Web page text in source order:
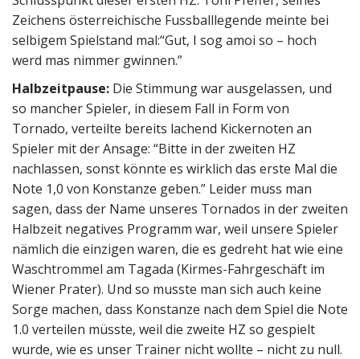
Zeichens österreichische Fussballlegende meinte bei
selbigem Spielstand mal:“Gut, I sog amoi so – hoch
werd mas nimmer gwinnen.”
Halbzeitpause: Die Stimmung war ausgelassen, und
so mancher Spieler, in diesem Fall in Form von
Tornado, verteilte bereits lachend Kickernoten an
Spieler mit der Ansage: “Bitte in der zweiten HZ
nachlassen, sonst könnte es wirklich das erste Mal die
Note 1,0 von Konstanze geben.” Leider muss man
sagen, dass der Name unseres Tornados in der zweiten
Halbzeit negatives Programm war, weil unsere Spieler
nämlich die einzigen waren, die es gedreht hat wie eine
Waschtrommel am Tagada (Kirmes-Fahrgeschäft im
Wiener Prater). Und so musste man sich auch keine
Sorge machen, dass Konstanze nach dem Spiel die Note
1.0 verteilen müsste, weil die zweite HZ so gespielt
wurde, wie es unser Trainer nicht wollte – nicht zu null.